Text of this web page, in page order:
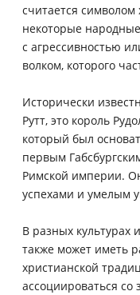
считается
некоторые
с агрессивностью
волком, которого
Исторически
Рутт, это король
который был
первым
Римской империи.
успехами и умелым
В разных культурах
также может иметь
христианской
ассоциироваться